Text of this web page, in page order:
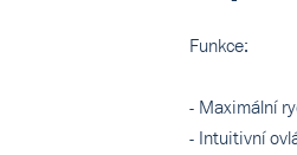
Funkce:
- Maximální
- Intuitivní